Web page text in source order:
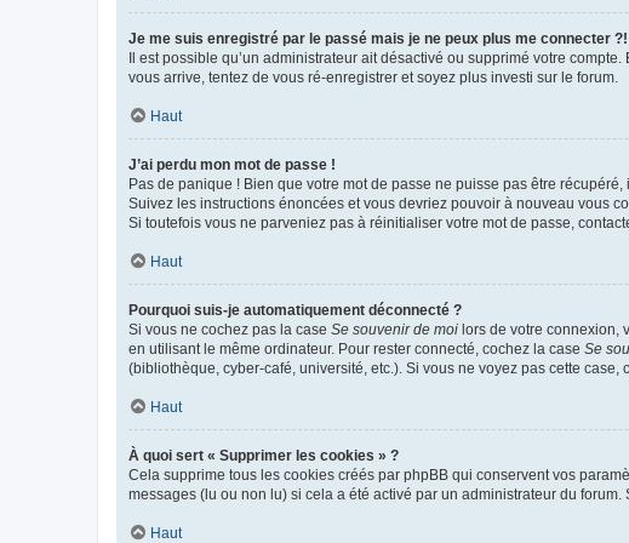
Je me suis enregistré par le passé mais je ne peux plus me connecter ?!
Il est possible qu’un administrateur ait désactivé ou supprimé votre
vous arrive, tentez de vous ré-enregistrer et soyez plus investi sur le forum.
Haut
J’ai perdu mon mot de passe !
Pas de panique ! Bien que votre mot de passe ne puisse pas être
Suivez les instructions énoncées et vous devriez pouvoir à nouveau vous
Si toutefois vous ne parveniez pas à réinitialiser votre mot de passe,
Haut
Pourquoi suis-je automatiquement déconnecté ?
Si vous ne cochez pas la case Se souvenir de moi lors de votre connexion,
en utilisant le même ordinateur. Pour rester connecté, cochez la case Se
(bibliothèque, cyber-café, université, etc.). Si vous ne voyez pas cette
Haut
À quoi sert « Supprimer les cookies » ?
Cela supprime tous les cookies créés par phpBB qui conservent vos
messages (lu ou non lu) si cela a été activé par un administrateur du
Haut